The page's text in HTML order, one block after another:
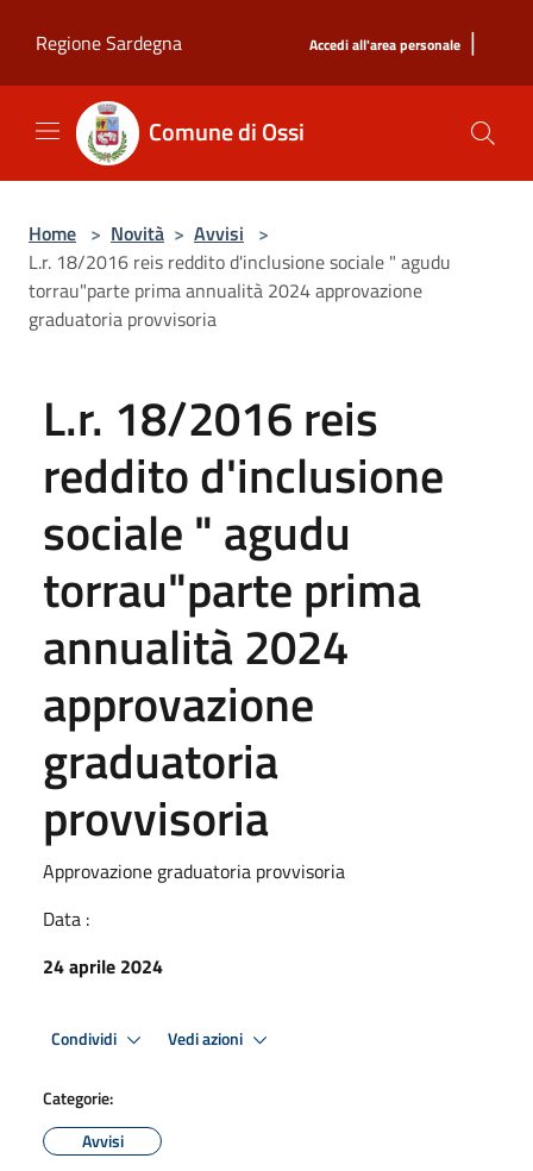
Regione Sardegna
Accedi all'area personale |
Comune di Ossi
Home > Novità > Avvisi >
L.r. 18/2016 reis reddito d'inclusione sociale " agudu
torrau"parte prima annualità 2024 approvazione
graduatoria provvisoria
L.r. 18/2016 reis
reddito d'inclusione
sociale " agudu
torrau"parte prima
annualità 2024
approvazione
graduatoria
provvisoria
Approvazione graduatoria provvisoria
Data :
24 aprile 2024
Condividi Vedi azioni
Categorie:
Avvisi